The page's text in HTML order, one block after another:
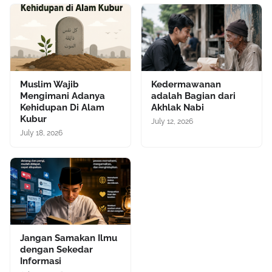
Muslim Wajib
Mengimani Adanya
Kehidupan Di Alam
Kubur
July 18, 2026
Kedermawanan
adalah Bagian dari
Akhlak Nabi
July 12, 2026
Jangan Samakan Ilmu
dengan Sekedar
Informasi